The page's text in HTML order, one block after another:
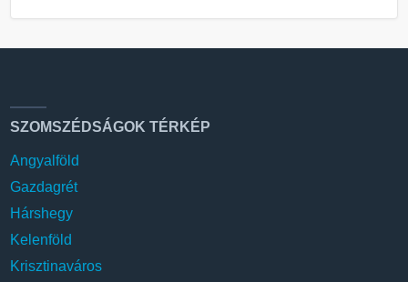
SZOMSZÉDSÁGOK TÉRKÉP
Angyalföld
Gazdagrét
Hárshegy
Kelenföld
Krisztinaváros